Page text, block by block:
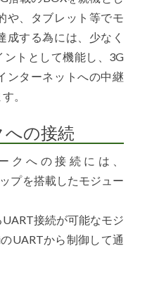
や、タブレット等でモ
成する為には、少なく
トとして機能し、3G
ンターネットへの中継
。
への接続
クへの接続には、
プを搭載したモジュー
接続が可能なモジ
UARTから制御して通